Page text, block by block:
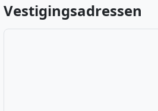
Vestigingsadressen